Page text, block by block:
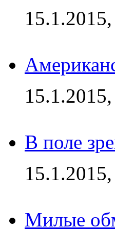
В поле
Милые